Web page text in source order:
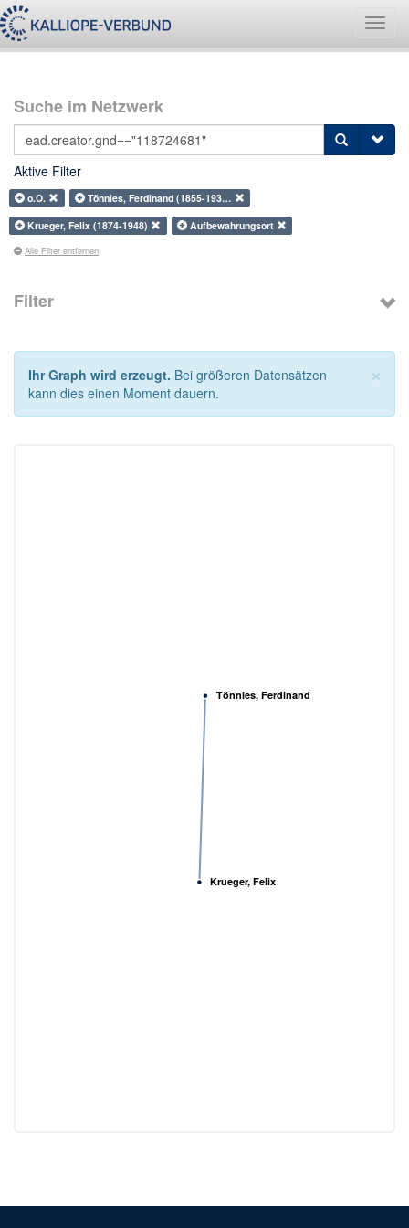
Suche im Netzwerk
Aktive Filter
o.O.
Tönnies, Ferdinand (1855-193…
Krueger, Felix (1874-1948)
Aufbewahrungsort
Alle Filter entfernen
Filter
×
Ihr Graph wird erzeugt. Bei größeren Datensätzen
kann dies einen Moment dauern.
Tönnies, Ferdinand
Krueger, Felix